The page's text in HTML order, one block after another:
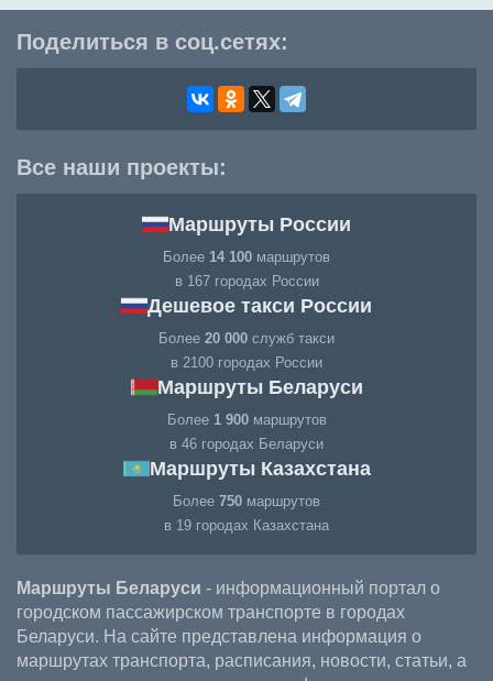
Поделиться в соц.сетях:
Все наши проекты:
Маршруты России
Более 14 100 маршрутов
в 167 городах России
Дешевое такси России
Более 20 000 служб такси
в 2100 городах России
Маршруты Беларуси
Более 1 900маршрутов
в 46 городах Беларуси
Маршруты Казахстана
Более 750 маршрутов
в 19 городах Казахстана
Маршруты Беларуси - информационный портал о
городском пассажирском транспорте в городах
Беларуси. На сайте представлена информация о
маршрутах транспорта, расписания, новости, статьи, а